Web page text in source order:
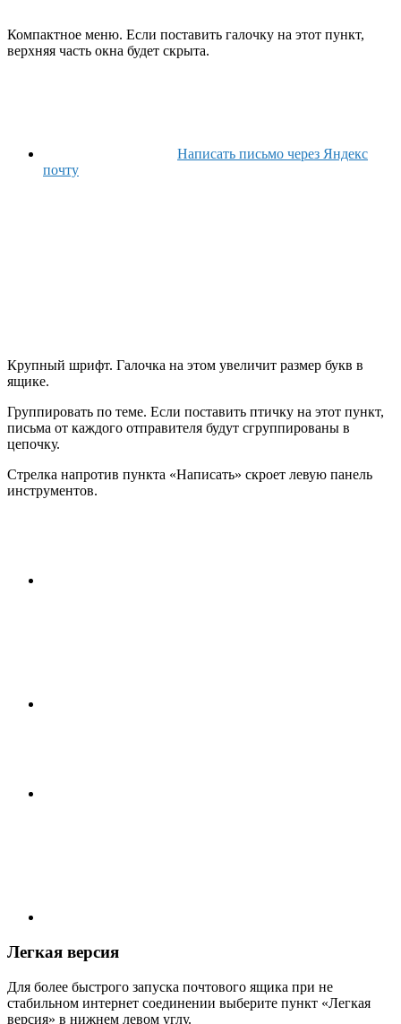
Компактное меню. Если поставить галочку на этот пункт,
верхняя часть окна будет скрыта.
Написать письмо через Яндекс
почту
Крупный шрифт. Галочка на этом увеличит размер букв в
ящике.
Группировать по теме. Если поставить птичку на этот пункт,
письма от каждого отправителя будут сгруппированы в
цепочку.
Стрелка напротив пункта «Написать» скроет левую панель
инструментов.
Легкая версия
Для более быстрого запуска почтового ящика при не
стабильном интернет соединении выберите пункт «Легкая
версия» в нижнем левом углу.